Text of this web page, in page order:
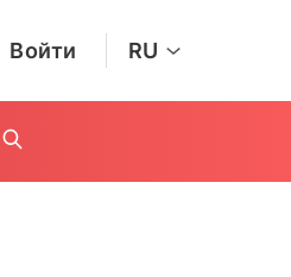
Войти RU